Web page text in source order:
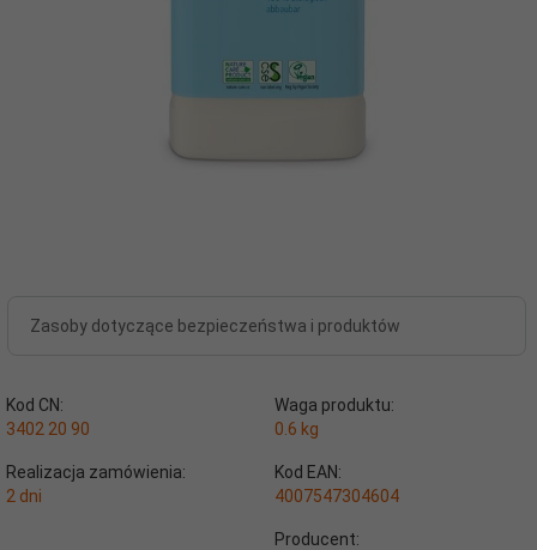
Zasoby dotyczące bezpieczeństwa i produktów
Kod CN:
3402 20 90
Waga produktu:
0.6 kg
Realizacja zamówienia:
2 dni
Kod EAN:
4007547304604
Producent: